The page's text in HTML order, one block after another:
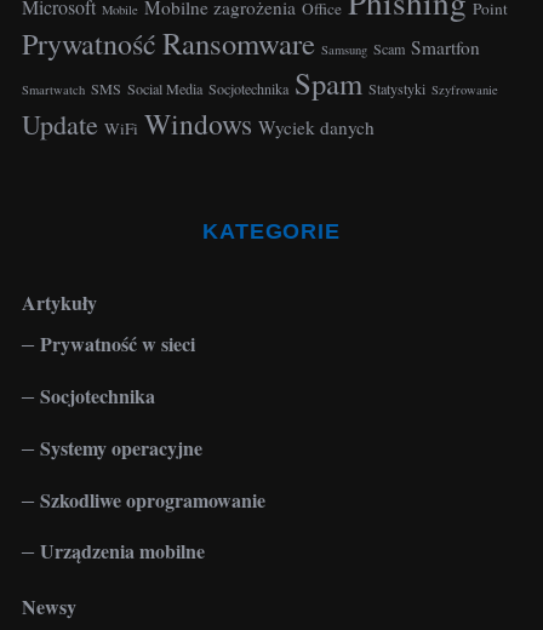
Microsoft Mobile Mobilne zagrożenia Office Point
PrywatnośćRansomware Samsung Scam Smartfon
Smartwatch SMS Social Media Socjotechnika Spam Statystyki Szyfrowanie
Update WiFi Windows Wyciek danych
KATEGORIE
Artykuły
Prywatność w sieci
Socjotechnika
Systemy operacyjne
Szkodliwe oprogramowanie
Urządzenia mobilne
Newsy